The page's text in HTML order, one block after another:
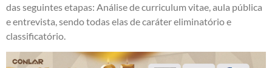
das seguintes etapas: Análise de curriculum vitae, aula pública
e entrevista, sendo todas elas de caráter eliminatório e
classificatório.